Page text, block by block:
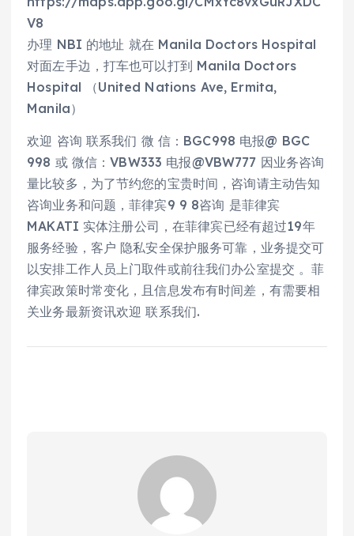
V8
办理 NBI 的地址 就在 Manila Doctors Hospital
对面左手边，打车也可以打到 Manila Doctors
Hospital （United Nations Ave, Ermita,
Manila）
欢迎 咨询 联系我们 微 信：BGC998 电报@ BGC
998 或 微信：VBW333 电报@VBW777 因业务咨询
量比较多，为了节约您的宝贵时间，咨询请主动告知
咨询业务和问题，菲律宾9 9 8咨询 是菲律宾
MAKATI 实体注册公司，在菲律宾已经有超过19年
服务经验，客户 隐私安全保护服务可靠，业务提交可
以安排工作人员上门取件或前往我们办公室提交 。菲
律宾政策时常变化，且信息发布有时间差，有需要相
关业务最新资讯欢迎 联系我们.